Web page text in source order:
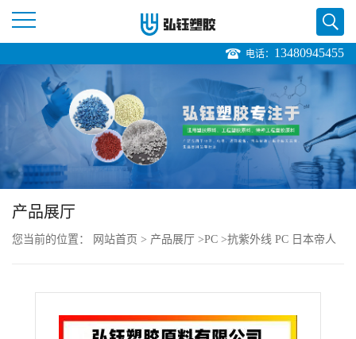
页
公
电话： 13480945455
产品展厅
您当前的位置： 网站首页 > 产品展厅 >PC >抗紫外线 PC 日本帝人